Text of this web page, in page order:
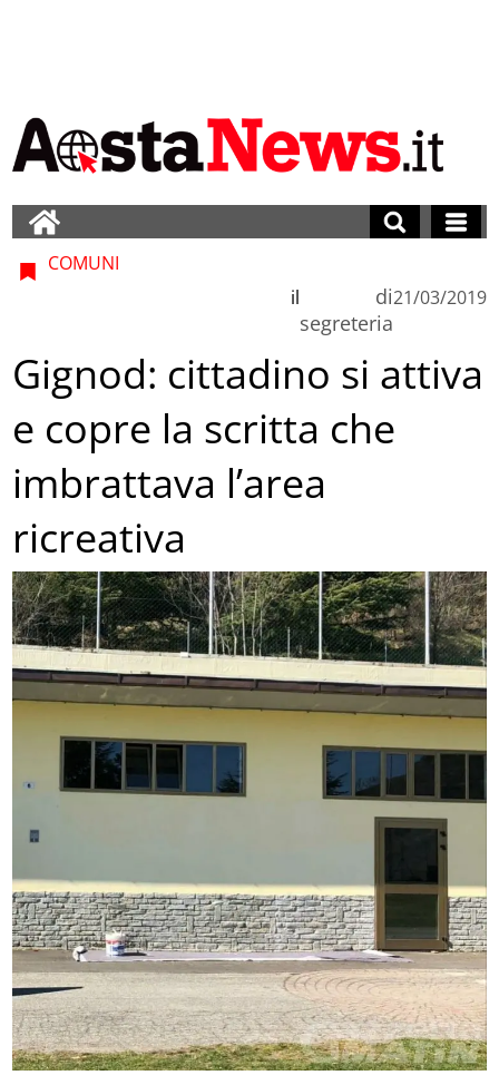
COMUNI
di
segreteria
il 21/03/2019
Gignod: cittadino si attiva
e copre la scritta che
imbrattava l’area
ricreativa